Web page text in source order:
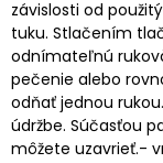
závislosti od
tuku. Stlačením
odnímateľnú
pečenie alebo
odňať jednou
údržbe. Súčasťou
môžete uzavrieť.-